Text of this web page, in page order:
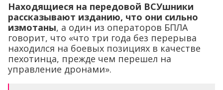
Находящиеся на передовой ВСУшники
рассказывают изданию, что они сильно
измотаны, а один из операторов БПЛА
говорит, что «что три года без перерыва
находился на боевых позициях в качестве
пехотинца, прежде чем перешел на
управление дронами».